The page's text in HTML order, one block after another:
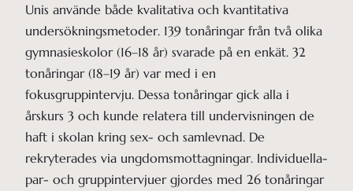
Unis använde både kvalitativa och kvantitativa
undersökningsmetoder. 139 tonåringar från två olika
gymnasieskolor (16–18 år) svarade på en enkät. 32
tonåringar (18–19 år) var med i en
fokusgruppintervju. Dessa tonåringar gick alla i
årskurs 3 och kunde relatera till undervisningen de
haft i skolan kring sex- och samlevnad. De
rekryterades via ungdomsmottagningar. Individuella-
par- och gruppintervjuer gjordes med 26 tonåringar